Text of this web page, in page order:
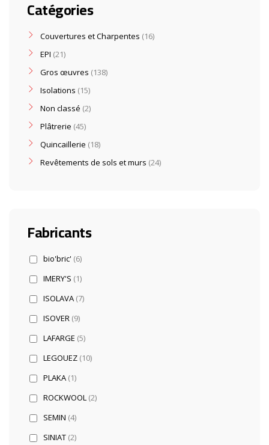
Catégories
Couvertures et Charpentes 16
EPI 21
Gros œuvres 138
Isolations 15
Non classé 2
Plâtrerie 45
Quincaillerie 18
Revêtements de sols et murs 24
Fabricants
bio'bric' (6)
IMERY'S (1)
ISOLAVA (7)
ISOVER (9)
LAFARGE (5)
LEGOUEZ (10)
PLAKA (1)
ROCKWOOL (2)
SEMIN (4)
SINIAT (2)